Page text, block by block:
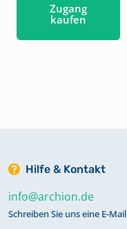
Zugang
kaufen
Hilfe & Kontakt
info@archion.de
Schreiben Sie uns eine E-Mail